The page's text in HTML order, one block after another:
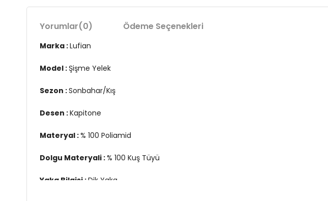
Yorumlar(0) Ödeme Seçenekleri
Marka :Lufian
Model : Şişme Yelek
Sezon :Sonbahar/Kış
Desen :Kapitone
Materyal :% 100 Poliamid
Dolgu Materyali :% 100 Kuş Tüyü
Yaka Bilgisi :Dik Yaka